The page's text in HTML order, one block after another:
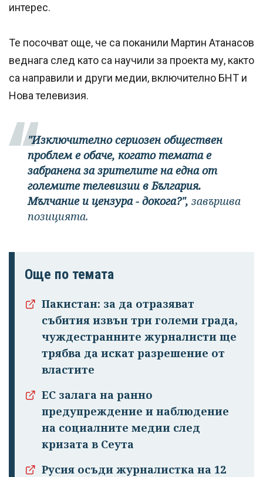
интерес.
Те посочват още, че са поканили Мартин Атанасов
веднага след като са научили за проекта му, както
са направили и други медии, включително БНТ и
Нова телевизия.
"Изключително сериозен обществен
проблем е обаче, когато темата е
забранена за зрителите на една от
големите телевизии в България.
Мълчание и цензура - докога?", завършва
позицията.
Още по темата
Пакистан: за да отразяват
събития извън три големи града,
чуждестранните журналисти ще
трябва да искат разрешение от
властите
ЕС залага на ранно
предупреждение и наблюдение
на социалните медии след
кризата в Сеута
Русия осъди журналистка на 12